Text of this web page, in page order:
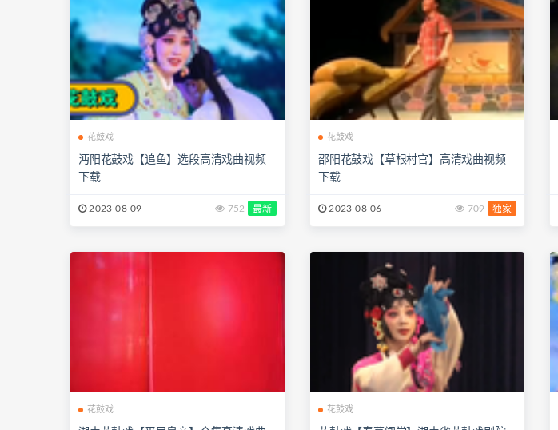
花鼓戏
沔阳花鼓戏【追鱼】选段高清戏曲视频
下载
2023-08-09 752 最新
花鼓戏
邵阳花鼓戏【草根村官】高清戏曲视频
下载
2023-08-06 709 独家
花鼓戏 花鼓戏